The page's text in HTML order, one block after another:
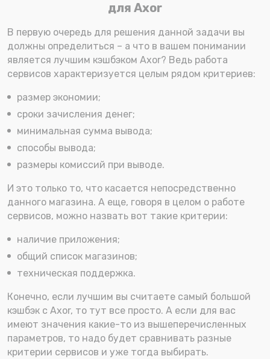
для Axor
В первую очередь для решения данной задачи вы
должны определиться – а что в вашем понимании
является лучшим кэшбэком Axor? Ведь работа
сервисов характеризуется целым рядом критериев:
размер экономии;
сроки зачисления денег;
минимальная сумма вывода;
способы вывода;
размеры комиссий при выводе.
И это только то, что касается непосредственно
данного магазина. А еще, говоря в целом о работе
сервисов, можно назвать вот такие критерии:
наличие приложения;
общий список магазинов;
техническая поддержка.
Конечно, если лучшим вы считаете самый большой
кэшбэк с Axor, то тут все просто. А если для вас
имеют значения какие-то из вышеперечисленных
параметров, то надо будет сравнивать разные
критерии сервисов и уже тогда выбирать.